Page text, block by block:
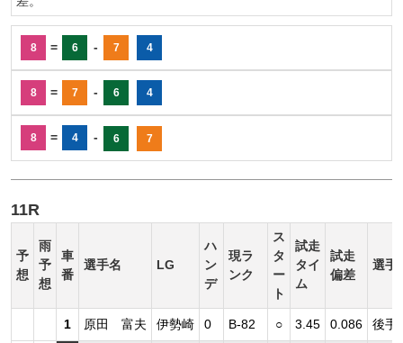
8 = 6 - 7 4
8 = 7 - 6 4
8 = 4 - 6 7
11R
予
想
雨
予
想
車
番
選手名 LG
ハ
ン
デ
現ラ
ンク
ス
タ
ー
ト
試走
タイ
ム
試走
偏差
選手
1 原田 富夫 伊勢崎 0 B-82 ○ 3.45 0.086 後手